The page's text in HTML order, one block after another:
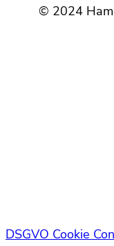
© 2024
DSGVO Cookie